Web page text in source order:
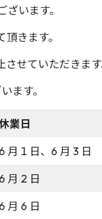
います。
きます。
せていただきま
ます。
業日
6 月 1 日、6 月 3 日
6 月 2 日
6 月 6 日